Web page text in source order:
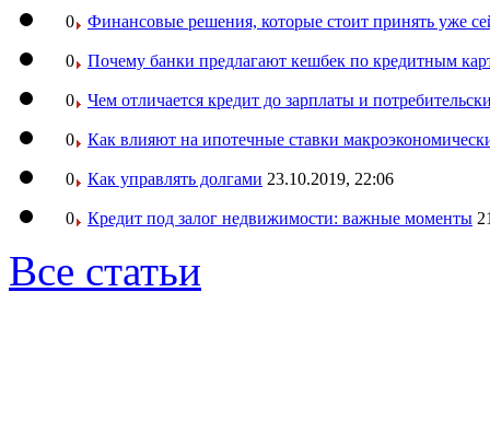
0 Финансовые решения, которые стоит принять уже
0 Почему банки предлагают кешбек по кредитным
0 Чем отличается кредит до зарплаты и
0 Как влияют на ипотечные ставки
0 Как управлять долгами 23.10.2019, 22:06
0 Кредит под залог недвижимости: важные моменты
Все статьи